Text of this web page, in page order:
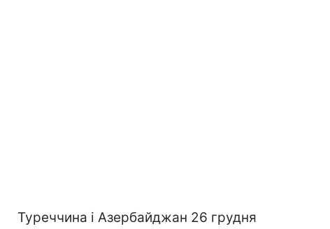
Туреччина і Азербайджан 26 грудня